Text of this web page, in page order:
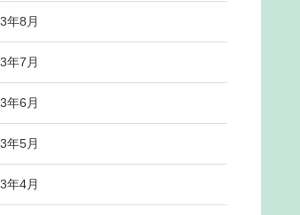
年8月
年7月
年6月
年5月
年4月